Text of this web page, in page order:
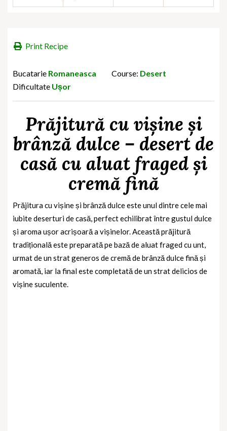
Print Recipe
Bucatarie Romaneasca Course: Desert
Dificultate Ușor
Prăjitură cu vișine și
brânză dulce – desert de
casă cu aluat fraged și
cremă fină
Prăjitura cu vișine și brânză dulce este unul dintre cele mai
iubite deserturi de casă, perfect echilibrat între gustul dulce
și aroma ușor acrișoară a vișinelor. Această prăjitură
tradițională este preparată pe bază de aluat fraged cu unt,
urmat de un strat generos de cremă de brânză dulce fină și
aromată, iar la final este completată de un strat delicios de
vișine suculente.